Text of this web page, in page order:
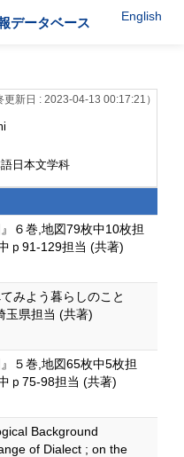
データベース English
更新日 : 2023-04-13 00:17:21）
日本文学科
６巻,地図79枚中10枚担
ｐ91-129担当 (共著)
みよう暮らしのこと
玉県担当 (共著)
５巻,地図65枚中5枚担
ｐ75-98担当 (共著)
Background
of Dialect ; on the